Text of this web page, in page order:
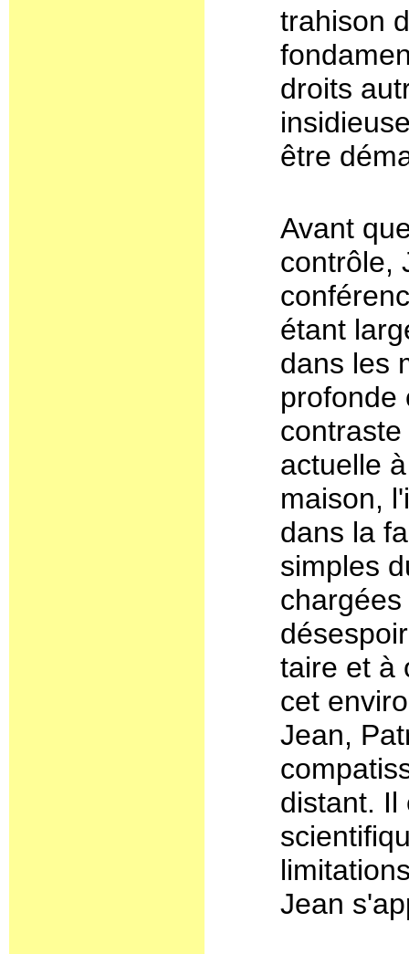
trahison
droits
être
Avant
contrôle,
étant
dans les
profonde
actuelle
maison,
dans la
simples
taire et à
cet
Jean,
distant. Il
Jean